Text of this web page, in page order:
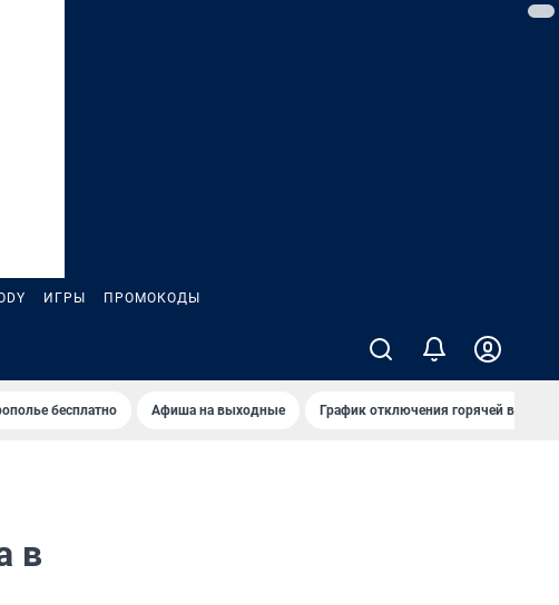
ИГРЫ ПРОМОКОДЫ
бесплатно Афиша на выходные График отключения горячей воды в
в